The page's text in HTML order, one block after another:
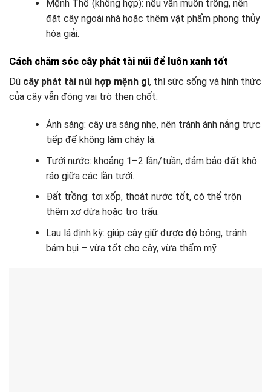
Mệnh Thổ (không hợp): nếu vẫn muốn trồng, nên
đặt cây ngoài nhà hoặc thêm vật phẩm phong thủy
hóa giải.
Cách chăm sóc cây phát tài núi để luôn xanh tốt
Dù cây phát tài núi hợp mệnh gì, thì sức sống và hình thức
của cây vẫn đóng vai trò then chốt:
Ánh sáng: cây ưa sáng nhẹ, nên tránh ánh nắng trực
tiếp để không làm cháy lá.
Tưới nước: khoảng 1–2 lần/tuần, đảm bảo đất khô
ráo giữa các lần tưới.
Đất trồng: tơi xốp, thoát nước tốt, có thể trộn
thêm xơ dừa hoặc tro trấu.
Lau lá định kỳ: giúp cây giữ được độ bóng, tránh
bám bụi – vừa tốt cho cây, vừa thẩm mỹ.